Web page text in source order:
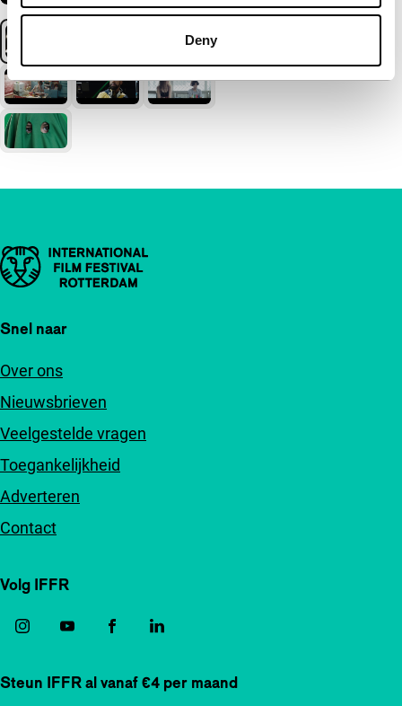
Deny
Belangrijke links
Snel naar
Over ons
Nieuwsbrieven
Veelgestelde vragen
Toegankelijkheid
Adverteren
Contact
Volg IFFR
Steun IFFR al vanaf €4 per maand